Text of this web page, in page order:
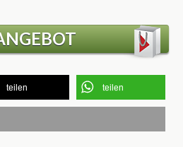
teilen teilen